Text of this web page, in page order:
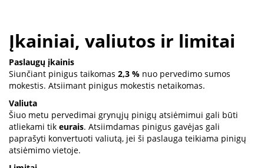
Įkainiai, valiutos ir limitai
Paslaugų įkainis
Siunčiant pinigus taikomas 2,3 % nuo pervedimo sumos
mokestis. Atsiimant pinigus mokestis netaikomas.
Valiuta
Šiuo metu pervedimai grynųjų pinigų atsiėmimui gali būti
atliekami tik eurais. Atsiimdamas pinigus gavėjas gali
paprašyti konvertuoti valiutą, jei ši paslauga teikiama pinigų
atsiėmimo vietoje.